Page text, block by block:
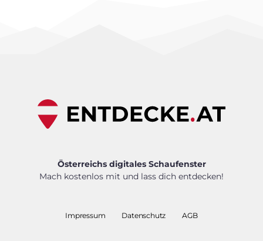
Österreichs digitales Schaufenster
Mach kostenlos mit und lass dich entdecken!
Impressum Datenschutz AGB